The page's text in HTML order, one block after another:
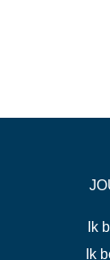
Ik
Ik